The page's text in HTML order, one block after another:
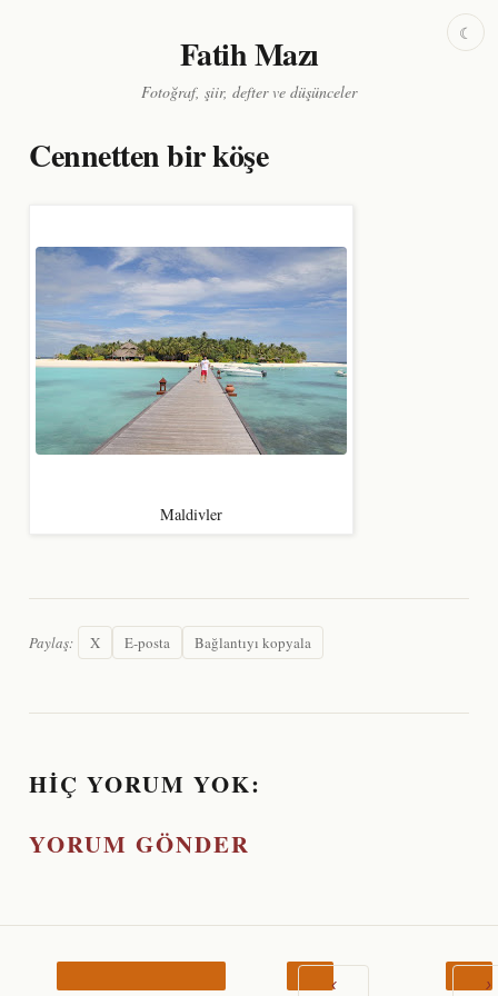
Fatih Mazı
Fotoğraf, şiir, defter ve düşünceler
Cennetten bir köşe
Maldivler
Paylaş: X E-posta Bağlantıyı kopyala
HIÇ YORUM YOK:
YORUM GÖNDER
‹ ›
☾